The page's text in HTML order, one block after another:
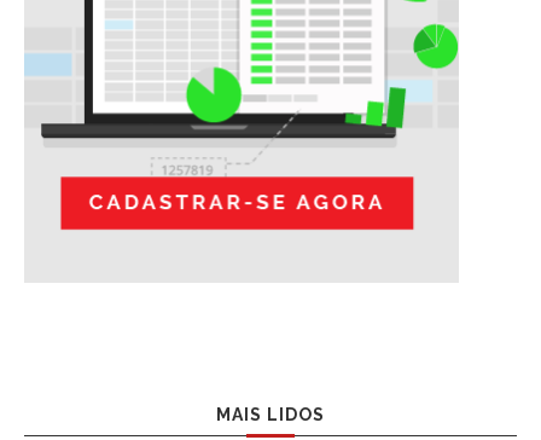
MAIS LIDOS